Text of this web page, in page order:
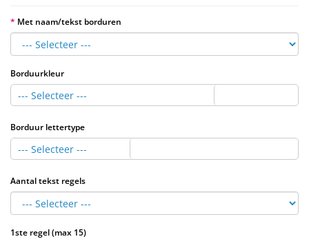
Met naam/tekst borduren
Borduurkleur
--- Selecteer ---
Borduur lettertype
--- Selecteer ---
Aantal tekst regels
1ste regel (max 15)